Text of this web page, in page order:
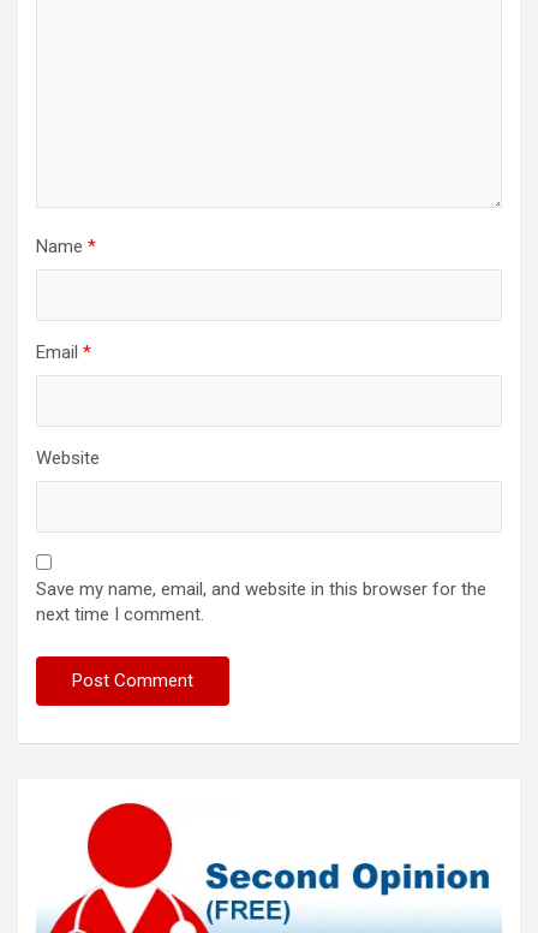
Name *
Email *
Website
Save my name, email, and website in this browser for the
next time I comment.